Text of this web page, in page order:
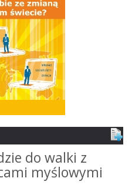
do walki z
myślowymi